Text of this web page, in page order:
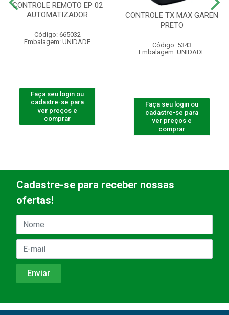
CONTROLE REMOTO EP 02
AUTOMATIZADOR
Código: 665032
Embalagem: UNIDADE
Faça seu login ou
cadastre-se para
ver preços e
comprar
CONTROLE TX MAX GAREN
PRETO
Código: 5343
Embalagem: UNIDADE
Faça seu login ou
cadastre-se para
ver preços e
comprar
Cadastre-se para receber nossas
ofertas!